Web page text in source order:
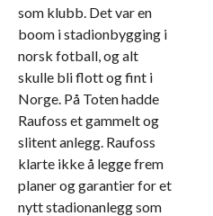
som klubb. Det var en
boom i stadionbygging i
norsk fotball, og alt
skulle bli flott og fint i
Norge. På Toten hadde
Raufoss et gammelt og
slitent anlegg. Raufoss
klarte ikke å legge frem
planer og garantier for et
nytt stadionanlegg som